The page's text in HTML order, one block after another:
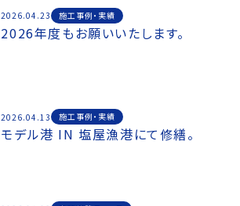
2026.04.23 施工事例・実績
2026年度もお願いいたします。
2026.04.13 施工事例・実績
モデル港 IN 塩屋漁港にて修繕。